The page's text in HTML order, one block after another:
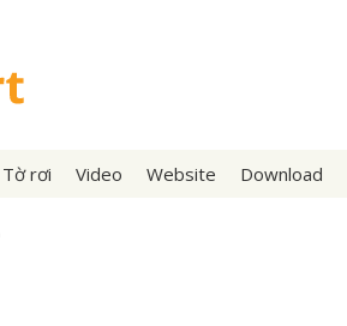
Tờ rơi Video Website Download